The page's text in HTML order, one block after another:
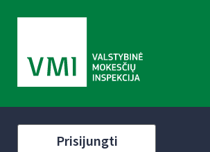
Prisijungti